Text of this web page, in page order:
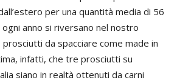
per una quantità media di 56
ogni anno si riversano nel nostro
da spacciare come made in
infatti, che tre prosciutti su
siano in realtà ottenuti da carni